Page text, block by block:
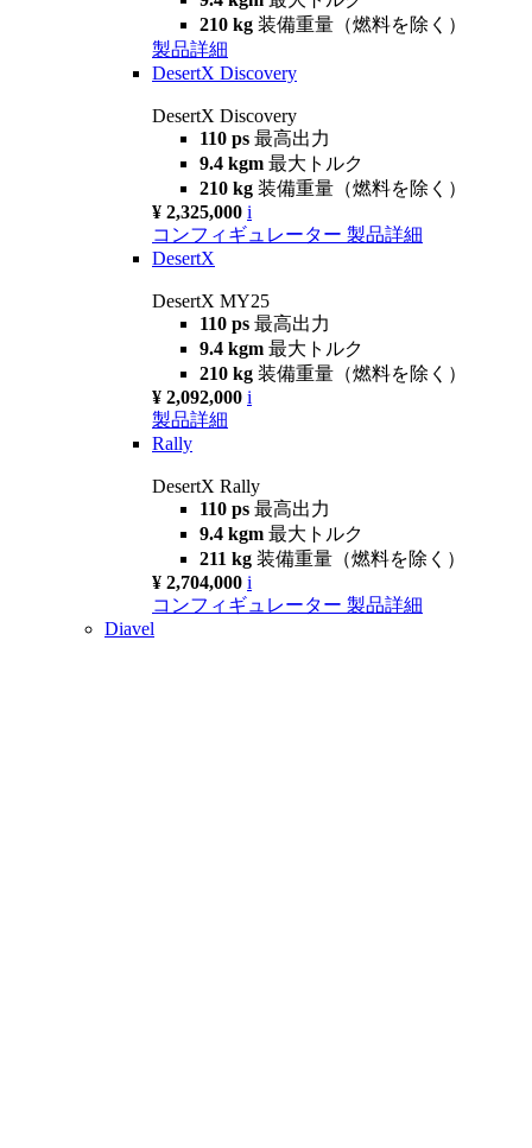
210 kg 装備重量（燃料を除く）
製品詳細
DesertX Discovery
DesertX Discovery
110 ps 最高出力
9.4 kgm 最大トルク
210 kg 装備重量（燃料を除く）
¥ 2,325,000 i
コンフィギュレーター 製品詳細
DesertX
DesertX MY25
110 ps 最高出力
9.4 kgm 最大トルク
210 kg 装備重量（燃料を除く）
¥ 2,092,000 i
製品詳細
Rally
DesertX Rally
110 ps 最高出力
9.4 kgm 最大トルク
211 kg 装備重量（燃料を除く）
¥ 2,704,000 i
コンフィギュレーター 製品詳細
Diavel